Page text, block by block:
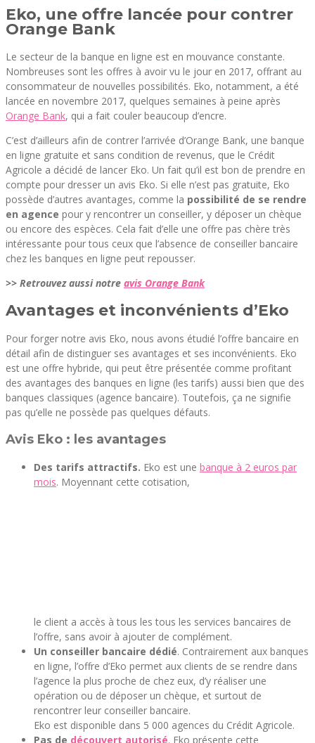
Eko, une offre lancée pour contrer
Orange Bank
Le secteur de la banque en ligne est en mouvance constante.
Nombreuses sont les offres à avoir vu le jour en 2017, offrant au
consommateur de nouvelles possibilités. Eko, notamment, a été
lancée en novembre 2017, quelques semaines à peine après
Orange Bank, qui a fait couler beaucoup d’encre.
C’est d’ailleurs afin de contrer l’arrivée d’Orange Bank, une banque
en ligne gratuite et sans condition de revenus, que le Crédit
Agricole a décidé de lancer Eko. Un fait qu’il est bon de prendre en
compte pour dresser un avis Eko. Si elle n’est pas gratuite, Eko
possède d’autres avantages, comme la possibilité de se rendre
en agence pour y rencontrer un conseiller, y déposer un chèque
ou encore des espèces. Cela fait d’elle une offre pas chère très
intéressante pour tous ceux que l’absence de conseiller bancaire
chez les banques en ligne peut repousser.
>> Retrouvez aussi notre avis Orange Bank
Avantages et inconvénients d’Eko
Pour forger notre avis Eko, nous avons étudié l’offre bancaire en
détail afin de distinguer ses avantages et ses inconvénients. Eko
est une offre hybride, qui peut être présentée comme profitant
des avantages des banques en ligne (les tarifs) aussi bien que des
banques classiques (agence bancaire). Toutefois, ça ne signifie
pas qu’elle ne possède pas quelques défauts.
Avis Eko : les avantages
Des tarifs attractifs. Eko est une banque à 2 euros par
mois. Moyennant cette cotisation,
le client a accès à tous les tous les services bancaires de
l’offre, sans avoir à ajouter de complément.
Un conseiller bancaire dédié. Contrairement aux banques
en ligne, l’offre d’Eko permet aux clients de se rendre dans
l’agence la plus proche de chez eux, d’y réaliser une
opération ou de déposer un chèque, et surtout de
rencontrer leur conseiller bancaire.
Eko est disponible dans 5 000 agences du Crédit Agricole.
Pas de découvert autorisé. Eko présente cette